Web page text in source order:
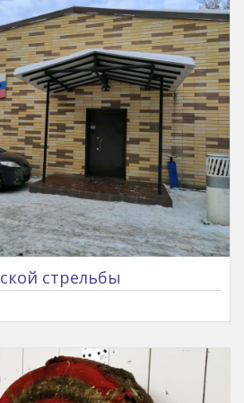
стрельбы